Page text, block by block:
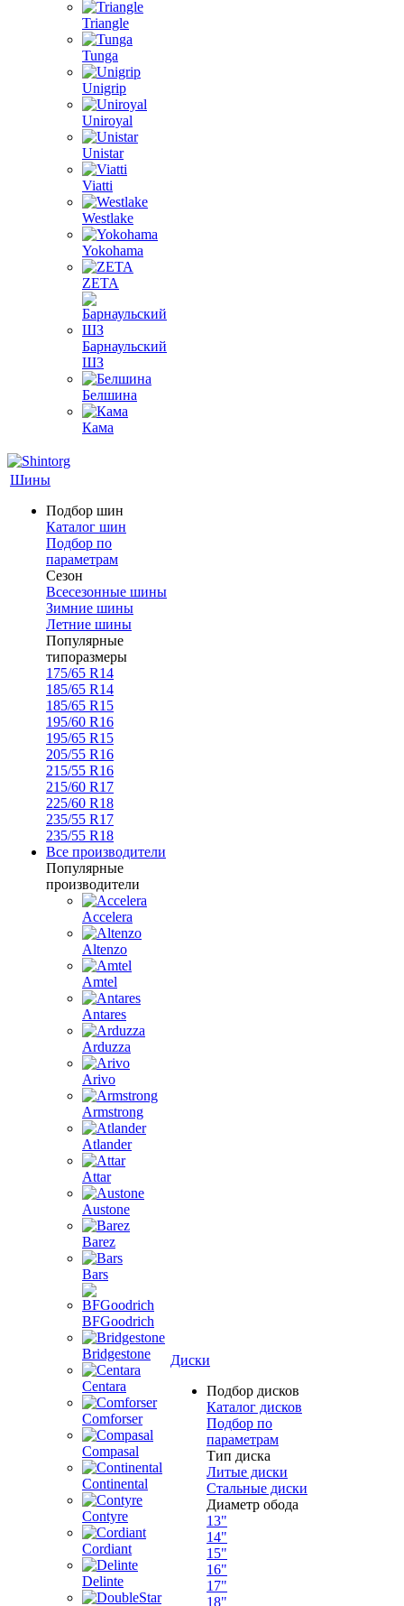
Triangle
Tunga
Unigrip
Uniroyal
Unistar
Viatti
Westlake
Yokohama
ZETA
Барнаульский
ШЗ
Белшина
Кама
Шины
Подбор шин
Каталог шин
Подбор по
параметрам
Сезон
Всесезонные шины
Зимние шины
Летние шины
Популярные
типоразмеры
175/65 R14
185/65 R14
185/65 R15
195/60 R16
195/65 R15
205/55 R16
215/55 R16
215/60 R17
225/60 R18
235/55 R17
235/55 R18
Все производители
Популярные
производители
Accelera
Altenzo
Amtel
Antares
Arduzza
Arivo
Armstrong
Atlander
Attar
Austone
Barez
Bars
BFGoodrich
Bridgestone
Centara
Comforser
Compasal
Continental
Contyre
Cordiant
Delinte
Диски
Подбор дисков
Каталог дисков
Подбор по
параметрам
Тип диска
Литые диски
Стальные диски
Диаметр обода
13"
14"
15"
16"
17"
18"